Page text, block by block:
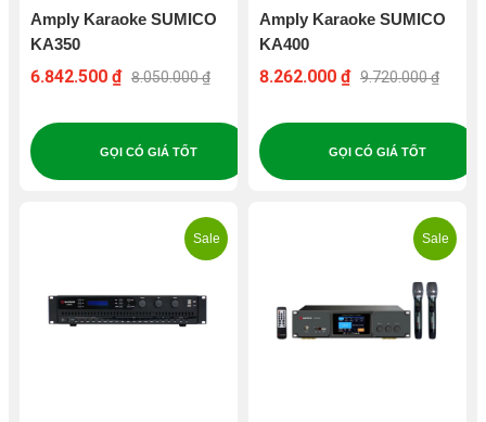
Amply Karaoke SUMICO
KA350
6.842.500 ₫ 8.050.000 ₫
GỌI CÓ GIÁ TỐT
Amply Karaoke SUMICO
KA400
8.262.000 ₫ 9.720.000 ₫
GỌI CÓ GIÁ TỐT
Sale Sale